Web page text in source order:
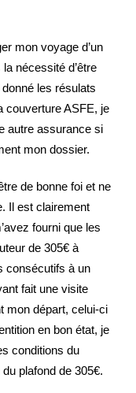
mon voyage d’un
nécessité d’être
les résulats
couverture ASFE, je
autre assurance si
mon dossier.
de bonne foi et ne
Il est clairement
fourni que les
de 305€ à
consécutifs à un
fait une visite
mon départ, celui-ci
en bon état, je
conditions du
plafond de 305€.